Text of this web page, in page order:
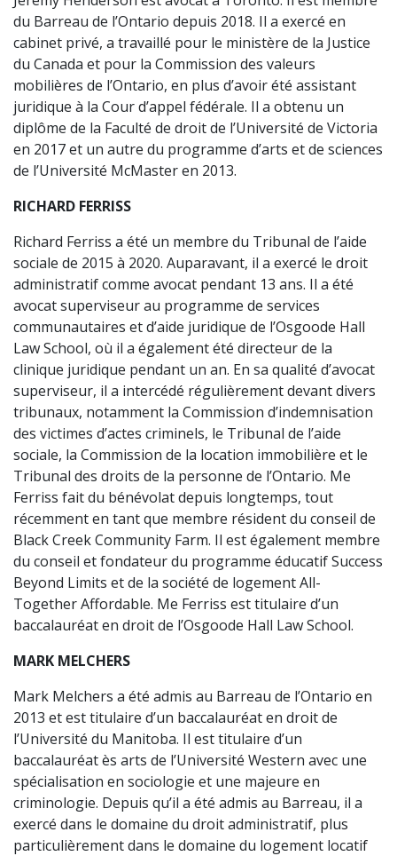
du Barreau de l’Ontario depuis 2018. Il a exercé en
cabinet privé, a travaillé pour le ministère de la Justice
du Canada et pour la Commission des valeurs
mobilières de l’Ontario, en plus d’avoir été assistant
juridique à la Cour d’appel fédérale. Il a obtenu un
diplôme de la Faculté de droit de l’Université de Victoria
en 2017 et un autre du programme d’arts et de sciences
de l’Université McMaster en 2013.
RICHARD FERRISS
Richard Ferriss a été un membre du Tribunal de l’aide
sociale de 2015 à 2020. Auparavant, il a exercé le droit
administratif comme avocat pendant 13 ans. Il a été
avocat superviseur au programme de services
communautaires et d’aide juridique de l’Osgoode Hall
Law School, où il a également été directeur de la
clinique juridique pendant un an. En sa qualité d’avocat
superviseur, il a intercédé régulièrement devant divers
tribunaux, notamment la Commission d’indemnisation
des victimes d’actes criminels, le Tribunal de l’aide
sociale, la Commission de la location immobilière et le
Tribunal des droits de la personne de l’Ontario. Me
Ferriss fait du bénévolat depuis longtemps, tout
récemment en tant que membre résident du conseil de
Black Creek Community Farm. Il est également membre
du conseil et fondateur du programme éducatif Success
Beyond Limits et de la société de logement All-
Together Affordable. Me Ferriss est titulaire d’un
baccalauréat en droit de l’Osgoode Hall Law School.
MARK MELCHERS
Mark Melchers a été admis au Barreau de l’Ontario en
2013 et est titulaire d’un baccalauréat en droit de
l’Université du Manitoba. Il est titulaire d’un
baccalauréat ès arts de l’Université Western avec une
spécialisation en sociologie et une majeure en
criminologie. Depuis qu’il a été admis au Barreau, il a
exercé dans le domaine du droit administratif, plus
particulièrement dans le domaine du logement locatif